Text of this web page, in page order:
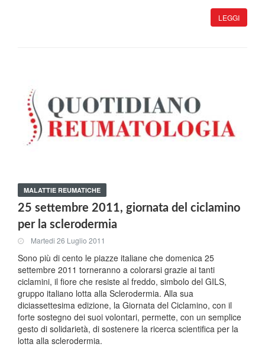
LEGGI
MALATTIE REUMATICHE
25 settembre 2011, giornata del ciclamino
per la sclerodermia
Martedi 26 Luglio 2011
Sono più di cento le piazze italiane che domenica 25
settembre 2011 torneranno a colorarsi grazie ai tanti
ciclamini, il fiore che resiste al freddo, simbolo del GILS,
gruppo italiano lotta alla Sclerodermia. Alla sua
diciassettesima edizione, la Giornata del Ciclamino, con il
forte sostegno dei suoi volontari, permette, con un semplice
gesto di solidarietà, di sostenere la ricerca scientifica per la
lotta alla sclerodermia.